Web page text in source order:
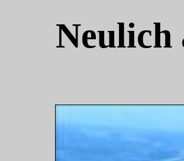
Neulich